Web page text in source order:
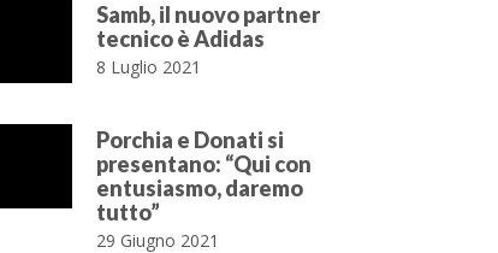
Samb, il nuovo partner
tecnico è Adidas
8 Luglio 2021
Porchia e Donati si
presentano: “Qui con
entusiasmo, daremo
tutto”
29 Giugno 2021